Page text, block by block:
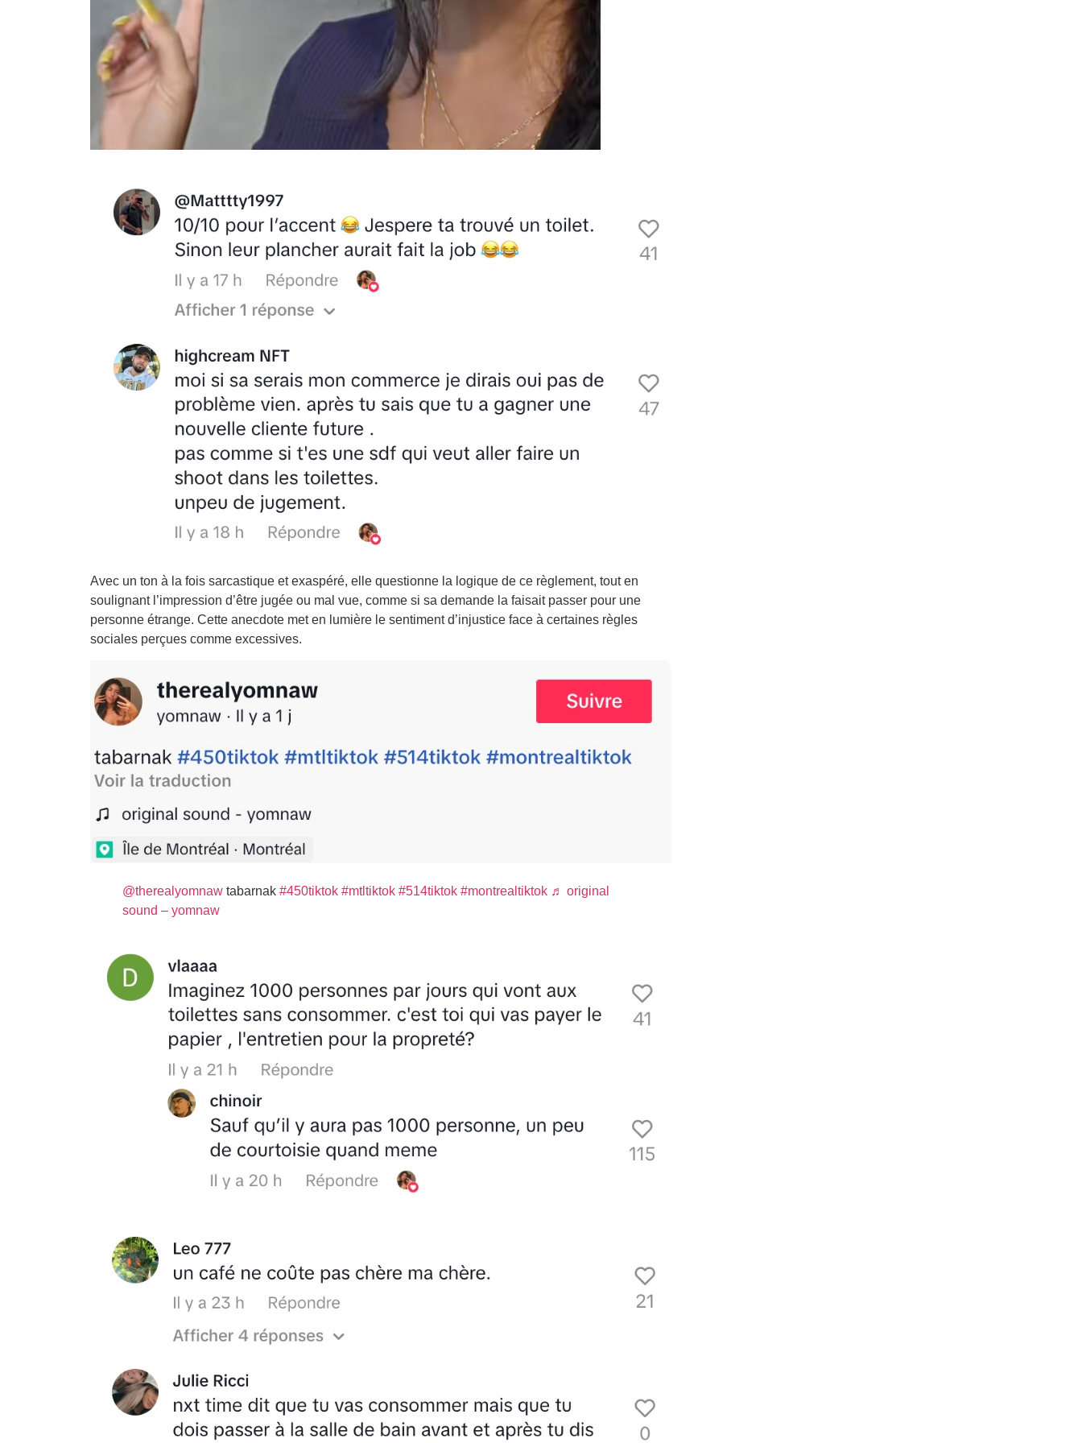
Avec un ton à la fois sarcastique et exaspéré, elle questionne la logique de ce règlement, tout en
soulignant l’impression d’être jugée ou mal vue, comme si sa demande la faisait passer pour une
personne étrange. Cette anecdote met en lumière le sentiment d’injustice face à certaines règles
sociales perçues comme excessives.
@therealyomnaw tabarnak #450tiktok #mtltiktok #514tiktok #montrealtiktok ♬ original
sound – yomnaw